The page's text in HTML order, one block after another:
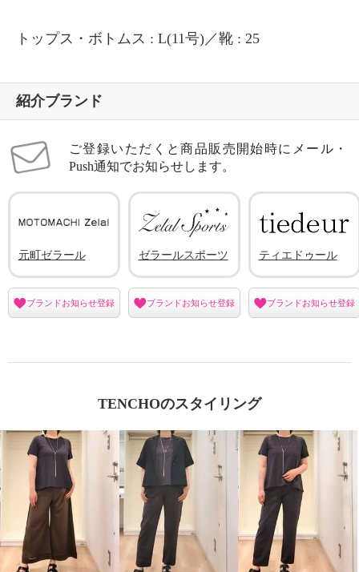
トップス・ボトムス : L(11号)／靴 : 25
紹介ブランド
ご登録いただくと商品販売開始時にメール・
Push通知でお知らせします。
元町ゼラール
ブランドお知らせ登録
ゼラールスポーツ
ブランドお知らせ登録
ティエドゥール
ブランドお知らせ登録
TENCHOのスタイリング